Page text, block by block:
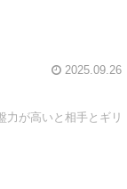
2025.09.26
力が高いと相手とギリ